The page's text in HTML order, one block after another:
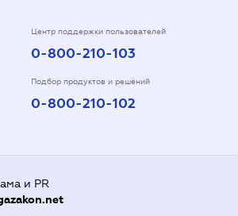
Центр поддержки пользователей
0-800-210-103
Подбор продуктов и решений
0-800-210-102
и PR